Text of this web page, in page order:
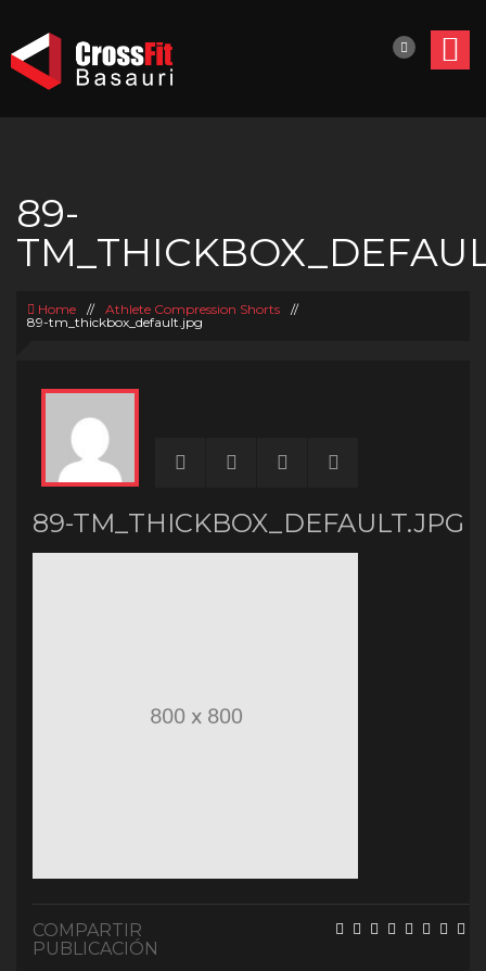
89-
Home // Athlete Compression Shorts
//
89-tm_thickbox_default.jpg
89-TM_THICKBOX_DEFAULT.JPG
COMPARTIR
PUBLICACIÓN